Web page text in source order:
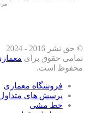
© حق نشر 2016 - 2024
تمامی حقوق برای معماری
محفوظ است.
فروشگاه معماری
پرسش های
خط مشی